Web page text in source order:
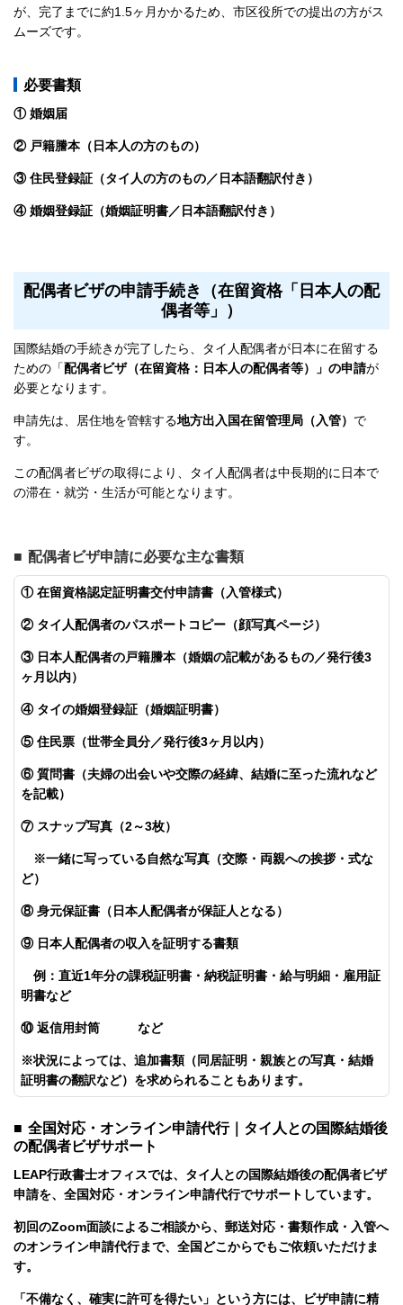
が、完了までに約1.5ヶ月かかるため、市区役所での提出の方がス
ムーズです。
必要書類
① 婚姻届
② 戸籍謄本（日本人の方のもの）
③ 住民登録証（タイ人の方のもの／日本語翻訳付き）
④ 婚姻登録証（婚姻証明書／日本語翻訳付き）
配偶者ビザの申請手続き（在留資格「日本人の配
偶者等」）
国際結婚の手続きが完了したら、タイ人配偶者が日本に在留する
ための「配偶者ビザ（在留資格：日本人の配偶者等）」の申請が
必要となります。
申請先は、居住地を管轄する地方出入国在留管理局（入管） で
す。
この配偶者ビザの取得により、タイ人配偶者は中長期的に日本で
の滞在・就労・生活が可能となります。
■ 配偶者ビザ申請に必要な主な書類
① 在留資格認定証明書交付申請書（入管様式）
② タイ人配偶者のパスポートコピー（顔写真ページ）
③ 日本人配偶者の戸籍謄本（婚姻の記載があるもの／発行後3
ヶ月以内）
④ タイの婚姻登録証（婚姻証明書）
⑤ 住民票（世帯全員分／発行後3ヶ月以内）
⑥ 質問書（夫婦の出会いや交際の経緯、結婚に至った流れなど
を記載）
⑦ スナップ写真（2～3枚）
※一緒に写っている自然な写真（交際・両親への挨拶・式な
ど）
⑧ 身元保証書（日本人配偶者が保証人となる）
⑨ 日本人配偶者の収入を証明する書類
例：直近1年分の課税証明書・納税証明書・給与明細・雇用証
明書など
⑩ 返信用封筒 など
※状況によっては、追加書類（同居証明・親族との写真・結婚
証明書の翻訳など）を求められることもあります。
■ 全国対応・オンライン申請代行｜タイ人との国際結婚後
の配偶者ビザサポート
LEAP行政書士オフィスでは、タイ人との国際結婚後の配偶者ビザ
申請を、全国対応・オンライン申請代行でサポートしています。
初回のZoom面談によるご相談から、郵送対応・書類作成・入管へ
のオンライン申請代行まで、全国どこからでもご依頼いただけま
す。
「不備なく、確実に許可を得たい」という方には、ビザ申請に精